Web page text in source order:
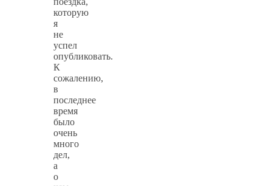
которую
я
не
успел
опубликовать.
К
сожалению,
в
последнее
время
было
очень
много
дел,
а
о